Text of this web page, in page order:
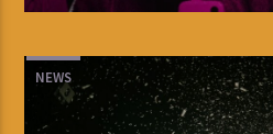
NEWS